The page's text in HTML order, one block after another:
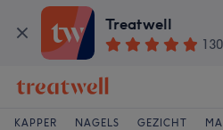
Treatwell
KAPPER NAGELS GEZICHT